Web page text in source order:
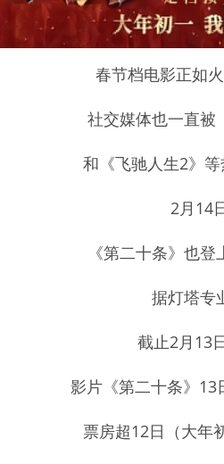
春节档电影正如
社交媒体也一直被
和《飞驰人生2》
2月14
《第二十条》也
据灯塔专
截止2月13
影片《第二十条》13
票房超12日（大年